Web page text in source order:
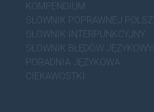
KOMPENDIUM
SŁOWNIK POPRAWNEJ
SŁOWNIK INTERPUNKCYJNY
SŁOWNIK BŁĘDÓW
PORADNIA JĘZYKOWA
CIEKAWOSTKI